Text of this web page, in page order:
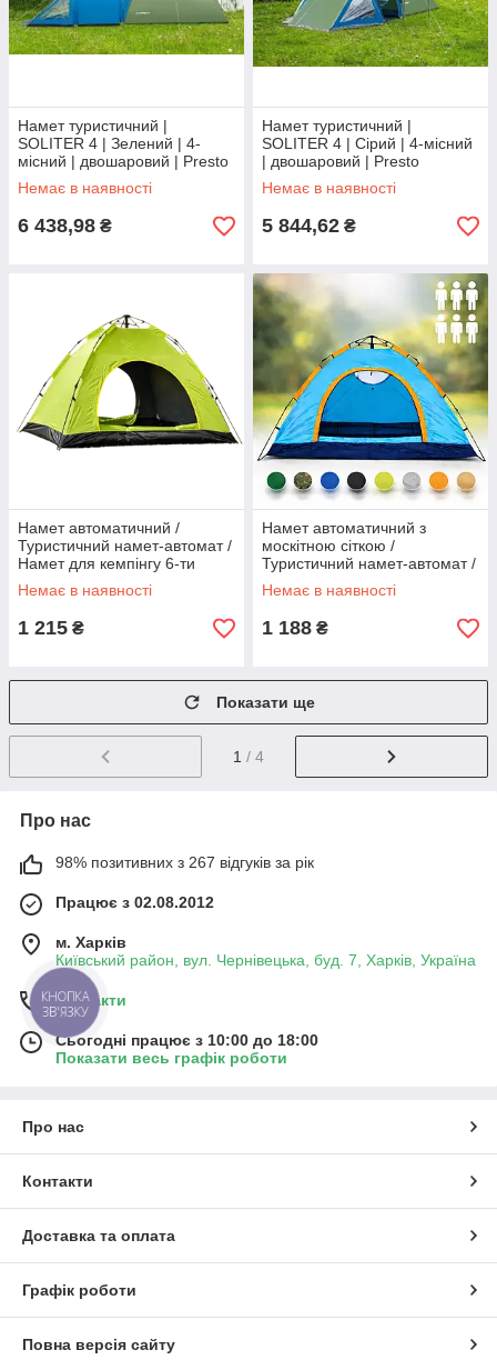
Намет туристичний |
SOLITER 4 | Зелений | 4-
місний | двошаровий | Presto
SOLITER 4 | для кемпінгу та
трекінгу
Немає в наявності
6 438,98 ₴
Намет туристичний |
SOLITER 4 | Сірий | 4-місний
| двошаровий | Presto
SOLITER 4 | для кемпінгу та
трекінгу
Немає в наявності
5 844,62 ₴
Намет автоматичний /
Туристичний намет-автомат /
Намет для кемпінгу 6-ти
місний 200х250см Салатовий
Немає в наявності
1 215 ₴
Намет автоматичний з
москітною сіткою /
Туристичний намет-автомат /
Намет для кемпінгу 6-ти
місний 200х250см
Немає в наявності
1 188 ₴
Показати ще
1 / 4
Про нас
98% позитивних з 267 відгуків за рік
Працює з 02.08.2012
м. Харків
Київський район, вул. Чернівецька, буд. 7, Харків, Україна
Контакти
Сьогодні працює з 10:00 до 18:00
Показати весь графік роботи
Про нас
Контакти
Доставка та оплата
Графік роботи
Повна версія сайту
КНОПКА
ЗВ'ЯЗКУ